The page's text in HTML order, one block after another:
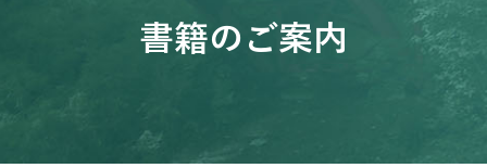
書籍のご案内